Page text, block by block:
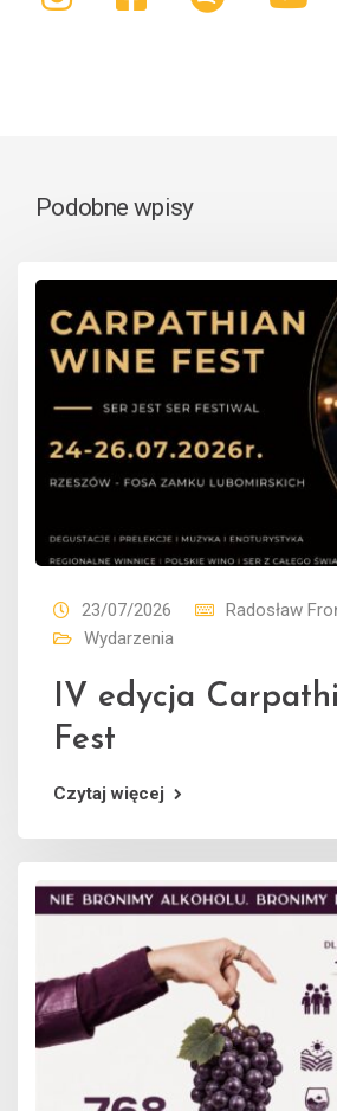
Podobne wpisy
23/07/2026
Radosław
Wydarzenia
IV edycja
Fest
Czytaj więcej